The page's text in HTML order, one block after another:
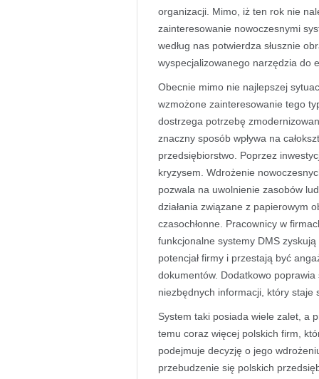
organizacji. Mimo, iż ten rok nie
zainteresowanie nowoczesnymi
według nas potwierdza słusznie
wyspecjalizowanego narzędzia do
Obecnie mimo nie najlepszej
wzmożone zainteresowanie tego
dostrzega potrzebę
znaczny sposób wpływa na
przedsiębiorstwo. Poprzez
kryzysem. Wdrożenie
pozwala na uwolnienie zasobów
działania związane z papierowym
czasochłonne. Pracownicy w
funkcjonalne systemy DMS
potencjał firmy i przestają być
dokumentów. Dodatkowo
niezbędnych informacji, który staje
System taki posiada wiele zalet, a
temu coraz więcej polskich firm,
podejmuje decyzję o jego
przebudzenie się polskich